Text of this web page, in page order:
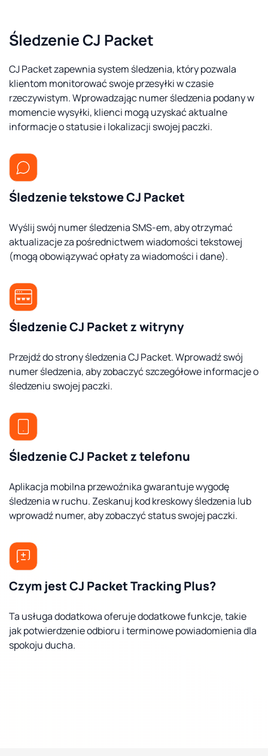
Śledzenie CJ Packet
CJ Packet zapewnia system śledzenia, który pozwala
klientom monitorować swoje przesyłki w czasie
rzeczywistym. Wprowadzając numer śledzenia podany w
momencie wysyłki, klienci mogą uzyskać aktualne
informacje o statusie i lokalizacji swojej paczki.
Śledzenie tekstowe CJ Packet
Wyślij swój numer śledzenia SMS-em, aby otrzymać
aktualizacje za pośrednictwem wiadomości tekstowej
(mogą obowiązywać opłaty za wiadomości i dane).
Śledzenie CJ Packet z witryny
Przejdź do strony śledzenia CJ Packet. Wprowadź swój
numer śledzenia, aby zobaczyć szczegółowe informacje o
śledzeniu swojej paczki.
Śledzenie CJ Packet z telefonu
Aplikacja mobilna przewoźnika gwarantuje wygodę
śledzenia w ruchu. Zeskanuj kod kreskowy śledzenia lub
wprowadź numer, aby zobaczyć status swojej paczki.
Czym jest CJ Packet Tracking Plus?
Ta usługa dodatkowa oferuje dodatkowe funkcje, takie
jak potwierdzenie odbioru i terminowe powiadomienia dla
spokoju ducha.